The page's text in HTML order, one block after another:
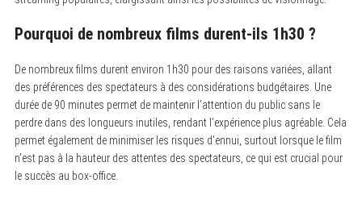
Pourquoi de nombreux films durent-ils 1h30 ?
De nombreux films durent environ 1h30 pour des raisons variées, allant
des préférences des spectateurs à des considérations budgétaires. Une
durée de 90 minutes permet de maintenir l’attention du public sans le
perdre dans des longueurs inutiles, rendant l’expérience plus agréable. Cela
permet également de minimiser les risques d’ennui, surtout lorsque le film
n’est pas à la hauteur des attentes des spectateurs, ce qui est crucial pour
le succès au box-office.